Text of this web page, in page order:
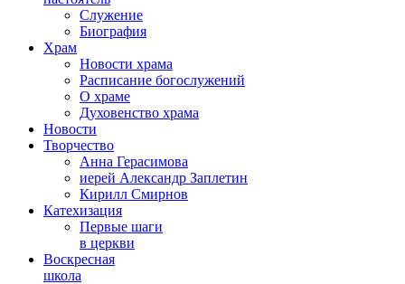
Служение
Биография
Храм
Новости храма
Расписание богослужений
О храме
Духовенство храма
Новости
Творчество
Анна Герасимова
иерей Александр Заплетин
Кирилл Смирнов
Катехизация
Первые шаги
в церкви
Воскресная
школа